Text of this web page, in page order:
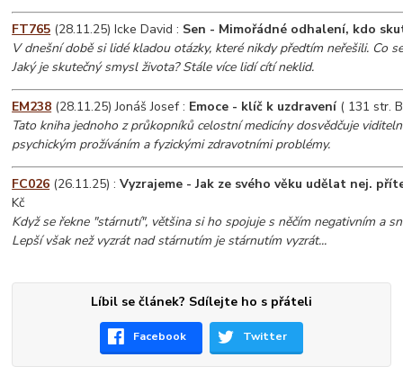
FT765 (28.11.25) Icke David : Sen - Mimořádné odhalení, kdo
V dnešní době si lidé kladou otázky, které nikdy předtím neřešili. Co
Jaký je skutečný smysl života? Stále více lidí cítí neklid.
EM238 (28.11.25) Jonáš Josef : Emoce - klíč k uzdravení( 131 str.
Tato kniha jednoho z průkopníků celostní medicíny dosvědčuje
psychickým prožíváním a fyzickými zdravotními problémy.
FC026 (26.11.25) :Vyzrajeme - Jak ze svého věku udělat nej.
Kč
Když se řekne "stárnutí", většina si ho spojuje s něčím negativním a
Lepší však než vyzrát nad stárnutím je stárnutím vyzrát...
Líbil se článek? Sdílejte ho s přáteli
Facebook Twitter